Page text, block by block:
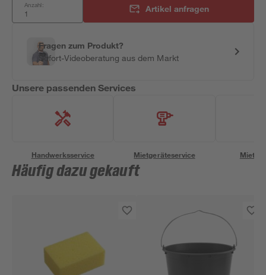
Anzahl: Artikel anfragen
Fragen zum Produkt?
Sofort-Videoberatung aus dem Markt
Unsere passenden Services
Handwerksservice Mietgeräteservice
Häufig dazu gekauft